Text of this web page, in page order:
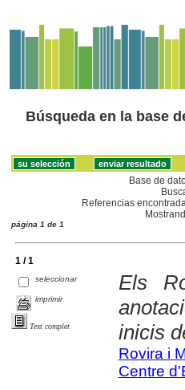
Búsqueda en la base
Base de
Referencias
página 1 de 1
1 / 1
seleccionar
imprimir
Text complet
Els
inicis
Rovira i
Centre